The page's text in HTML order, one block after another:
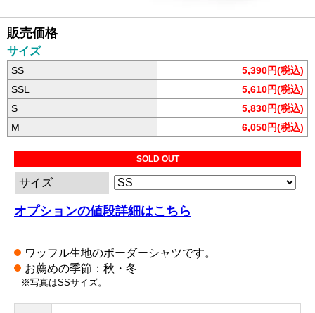
販売価格
サイズ
SS
5,390円(税込)
SSL
5,610円(税込)
S
5,830円(税込)
M
6,050円(税込)
SOLD OUT
サイズ
オプションの値段詳細はこちら
ワッフル生地のボーダーシャツです。
お薦めの季節：秋・冬
※写真はSSサイズ。